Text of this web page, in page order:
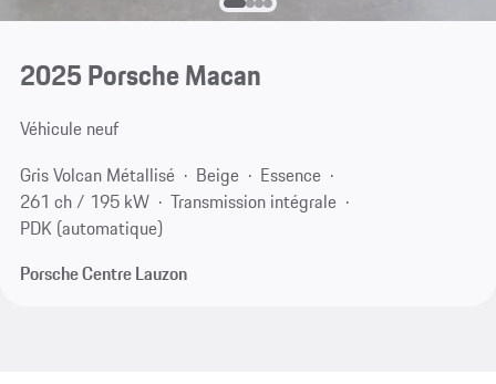
2025 Porsche Macan
Véhicule neuf
Gris Volcan Métallisé
Beige
Essence
261 ch / 195 kW
Transmission intégrale
PDK (automatique)
Porsche Centre Lauzon